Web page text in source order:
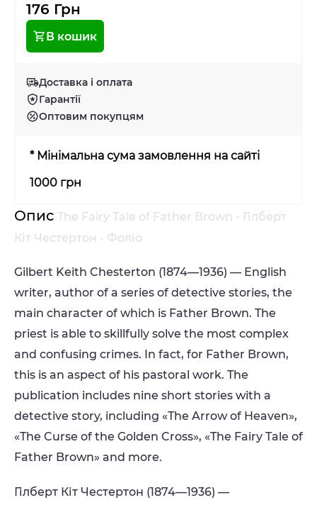
176 Грн
В кошик
Доставка і оплата
Гарантії
Оптовим покупцям
* Мінімальна сума замовлення на сайті
1000 грн
Опис The Fairy Tale of Father Brown - Гілберт
Кіт Честертон - Фоліо
Gilbert Keith Chesterton (1874—1936) — English
writer, author of a series of detective stories, the
main character of which is Father Brown. The
priest is able to skillfully solve the most complex
and confusing crimes. In fact, for Father Brown,
this is an aspect of his pastoral work. The
publication includes nine short stories with a
detective story, including «The Arrow of Heaven»,
«The Curse of the Golden Cross», «The Fairy Tale of
Father Brown» and more.
Гілберт Кіт Честертон (1874—1936) —